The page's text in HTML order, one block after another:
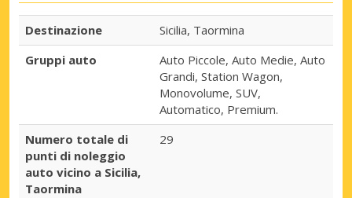
Destinazione
Sicilia, Taormina
Gruppi auto
Auto Piccole, Auto Medie, Auto
Grandi, Station Wagon,
Monovolume, SUV,
Automatico, Premium.
Numero totale di
punti di noleggio
auto vicino a Sicilia,
Taormina
29